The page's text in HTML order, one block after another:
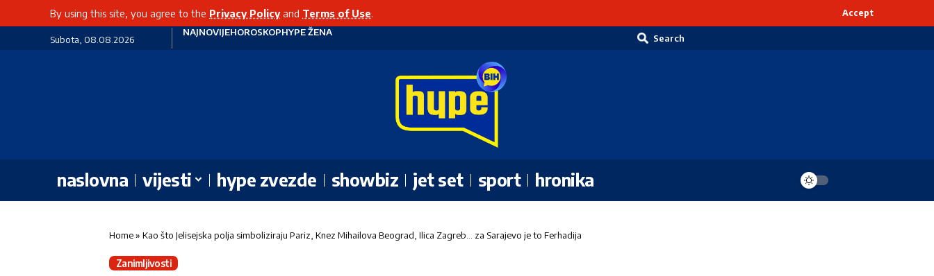
By using this site, you agree to the Privacy Policyand Terms of Use. Accept
Subota, 08.08.2026
NAJNOVIJEHOROSKOPHYPE ŽENA
Search
naslovna vijesti hype zvezde showbiz jet set sport hronika
Home» Kao što Jelisejska polja simboliziraju Pariz, Knez Mihailova Beograd, Ilica Zagreb… za Sarajevo je to Ferhadija
Zanimljivosti